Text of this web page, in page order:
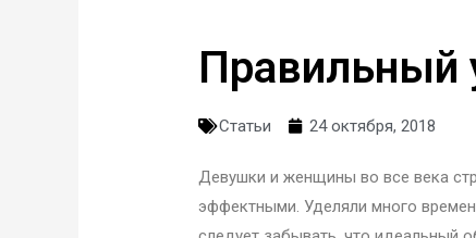
Правильный
Статьи 24 октября, 2018
Девушки и женщины во все века
эффектными. Уделяли много